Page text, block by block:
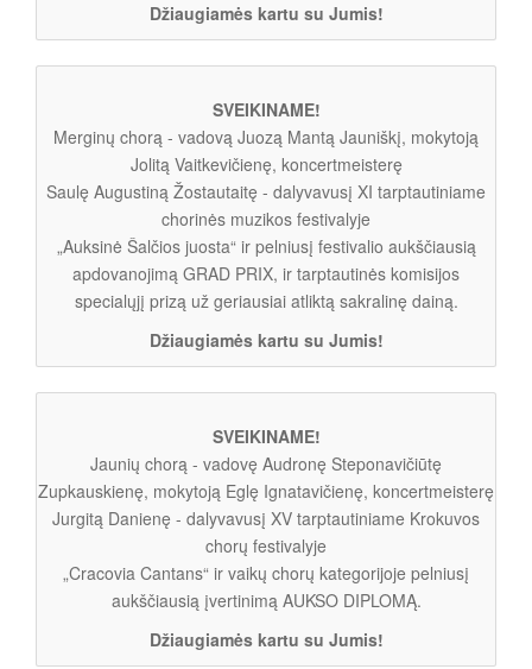
Džiaugiamės kartu su Jumis!
SVEIKINAME!
Merginų chorą - vadovą Juozą Mantą Jauniškį, mokytoją
Jolitą Vaitkevičienę, koncertmeisterę
Saulę Augustiną Žostautaitę - dalyvavusį XI tarptautiniame
chorinės muzikos festivalyje
„Auksinė Šalčios juosta“ ir pelniusį festivalio aukščiausią
apdovanojimą GRAD PRIX, ir tarptautinės komisijos
specialųjį prizą už geriausiai atliktą sakralinę dainą.
Džiaugiamės kartu su Jumis!
SVEIKINAME!
Jaunių chorą - vadovę Audronę Steponavičiūtę
Zupkauskienę, mokytoją Eglę Ignatavičienę, koncertmeisterę
Jurgitą Danienę - dalyvavusį XV tarptautiniame Krokuvos
chorų festivalyje
„Cracovia Cantans“ ir vaikų chorų kategorijoje pelniusį
aukščiausią įvertinimą AUKSO DIPLOMĄ.
Džiaugiamės kartu su Jumis!